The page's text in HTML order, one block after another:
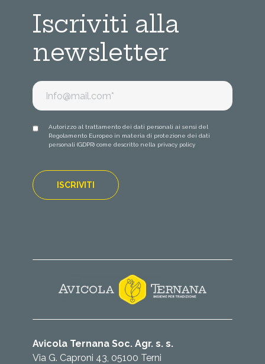
Iscriviti alla
newsletter
Autorizzo al trattamento dei dati personali ai sensi del
Regolamento Europeo in materia di protezione dei dati
personali (GDPR) come descritto nella privacy policy
Avicola Ternana Soc. Agr. s. s.
Via G. Caproni 43, 05100 Terni